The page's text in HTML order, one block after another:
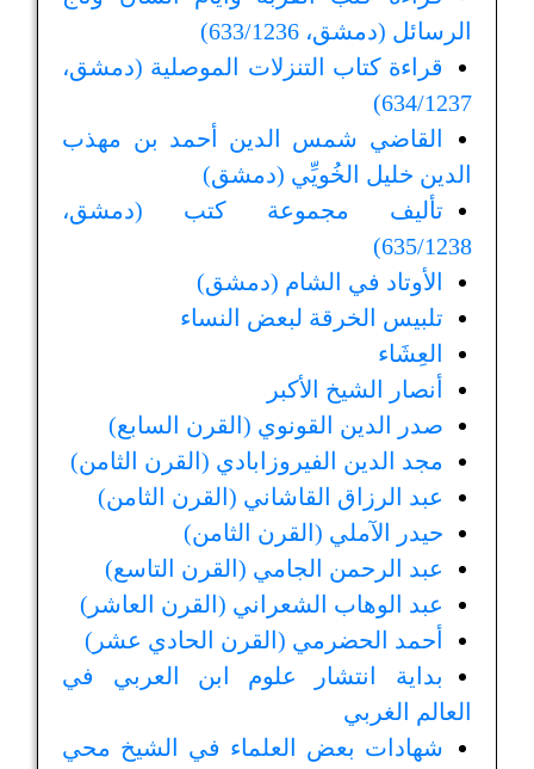
الرسائل (دمشق، 633/1236)
قراءة كتاب التنزلات الموصلية (دمشق،
634/1237)
القاضي شمس الدين أحمد بن مهذب
الدين خليل الخُويِّي (دمشق)
تأليف مجموعة كتب (دمشق،
635/1238)
الأوتاد في الشام (دمشق)
تلبيس الخرقة لبعض النساء
العِشَاء
أنصار الشيخ الأكبر
صدر الدين القونوي (القرن السابع)
مجد الدين الفيروزابادي (القرن الثامن)
عبد الرزاق القاشاني (القرن الثامن)
حيدر الآملي (القرن الثامن)
عبد الرحمن الجامي (القرن التاسع)
عبد الوهاب الشعراني (القرن العاشر)
أحمد الحضرمي (القرن الحادي عشر)
بداية انتشار علوم ابن العربي في
العالم الغربي
شهادات بعض العلماء في الشيخ محي